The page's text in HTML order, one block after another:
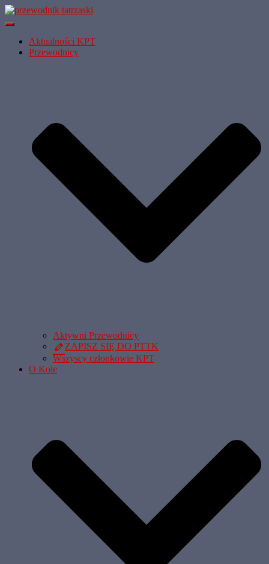
Przełącz
NawigacjęAktualności KPT
Przewodnicy
Aktywni Przewodnicy
ZAPISZ SIĘ DO PTTK
Wszyscy członkowie KPT
O Kole